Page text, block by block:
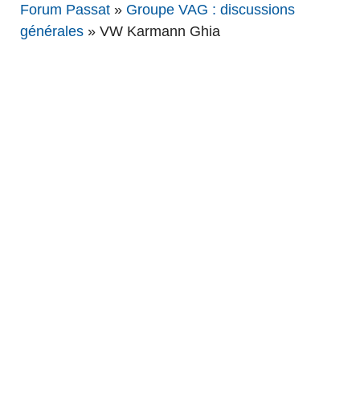
Forum Passat » Groupe VAG : discussions
générales »VW Karmann Ghia